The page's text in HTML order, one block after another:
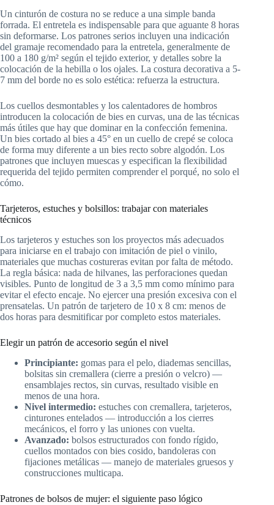
Un cinturón de costura no se reduce a una simple banda
forrada. El entretela es indispensable para que aguante 8 horas
sin deformarse. Los patrones serios incluyen una indicación
del gramaje recomendado para la entretela, generalmente de
100 a 180 g/m² según el tejido exterior, y detalles sobre la
colocación de la hebilla o los ojales. La costura decorativa a 5-
7 mm del borde no es solo estética: refuerza la estructura.
Los cuellos desmontables y los calentadores de hombros
introducen la colocación de bies en curvas, una de las técnicas
más útiles que hay que dominar en la confección femenina.
Un bies cortado al bies a 45° en un cuello de crepé se coloca
de forma muy diferente a un bies recto sobre algodón. Los
patrones que incluyen muescas y especifican la flexibilidad
requerida del tejido permiten comprender el porqué, no solo el
cómo.
Tarjeteros, estuches y bolsillos: trabajar con materiales
técnicos
Los tarjeteros y estuches son los proyectos más adecuados
para iniciarse en el trabajo con imitación de piel o vinilo,
materiales que muchas costureras evitan por falta de método.
La regla básica: nada de hilvanes, las perforaciones quedan
visibles. Punto de longitud de 3 a 3,5 mm como mínimo para
evitar el efecto encaje. No ejercer una presión excesiva con el
prensatelas. Un patrón de tarjetero de 10 x 8 cm: menos de
dos horas para desmitificar por completo estos materiales.
Elegir un patrón de accesorio según el nivel
Principiante: gomas para el pelo, diademas sencillas,
bolsitas sin cremallera (cierre a presión o velcro) —
ensamblajes rectos, sin curvas, resultado visible en
menos de una hora.
Nivel intermedio: estuches con cremallera, tarjeteros,
cinturones entelados — introducción a los cierres
mecánicos, el forro y las uniones con vuelta.
Avanzado: bolsos estructurados con fondo rígido,
cuellos montados con bies cosido, bandoleras con
fijaciones metálicas — manejo de materiales gruesos y
construcciones multicapa.
Patrones de bolsos de mujer: el siguiente paso lógico